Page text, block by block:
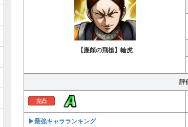
【廉頗の飛槍】輪虎
評
完凸
▶︎最強キャラランキング